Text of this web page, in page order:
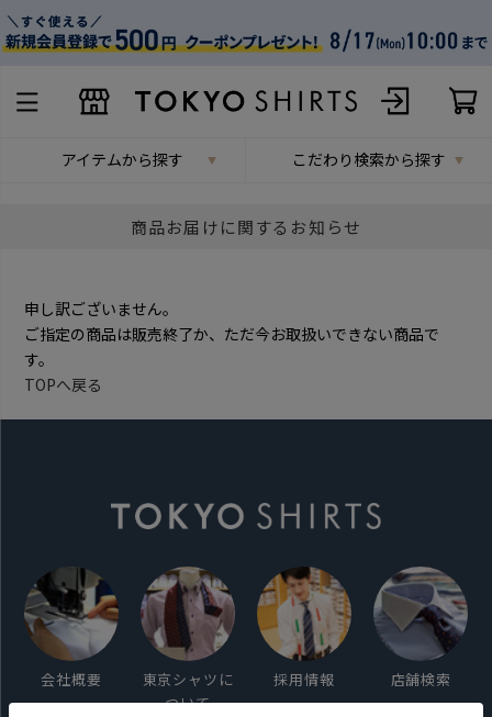
アイテムから探す こだわり検索から探す
商品お届けに関するお知らせ
申し訳ございません。
ご指定の商品は販売終了か、ただ今お取扱いできない商品で
す。
TOPへ戻る
会社概要
東京シャツに
ついて
採用情報 店舗検索